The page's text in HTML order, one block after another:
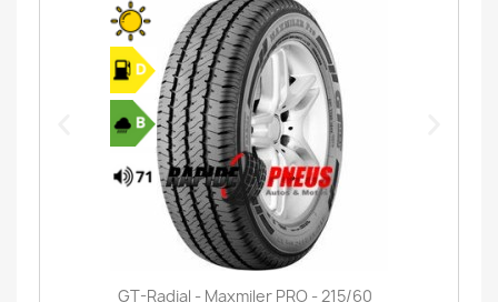
GT-Radial - Maxmiler PRO - 215/60